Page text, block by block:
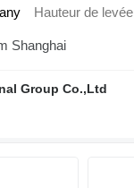
Hauteur de levée
Shanghai
Group Co.,Ltd